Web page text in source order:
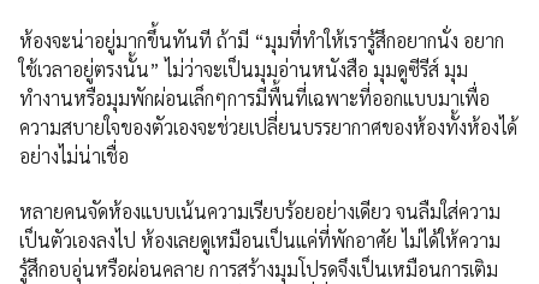
ห้องจะน่าอยู่มากขึ้นทันที ถ้ามี “มุมที่ทำให้เรารู้สึกอยากนั่ง อยาก
ใช้เวลาอยู่ตรงนั้น” ไม่ว่าจะเป็นมุมอ่านหนังสือ มุมดูซีรีส์ มุม
ทำงานหรือมุมพักผ่อนเล็กๆการมีพื้นที่เฉพาะที่ออกแบบมาเพื่อ
ความสบายใจของตัวเองจะช่วยเปลี่ยนบรรยากาศของห้องทั้งห้องได้
อย่างไม่น่าเชื่อ
หลายคนจัดห้องแบบเน้นความเรียบร้อยอย่างเดียว จนลืมใส่ความ
เป็นตัวเองลงไป ห้องเลยดูเหมือนเป็นแค่ที่พักอาศัย ไม่ได้ให้ความ
รู้สึกอบอุ่นหรือผ่อนคลาย การสร้างมุมโปรดจึงเป็นเหมือนการเติม